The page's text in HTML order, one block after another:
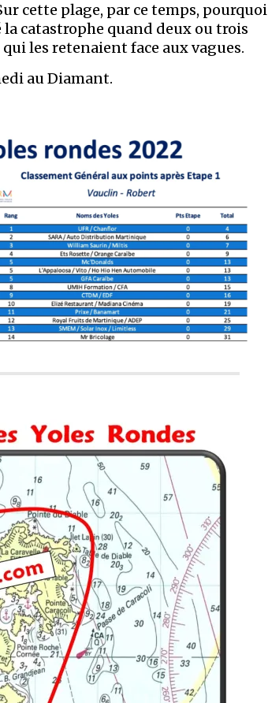
cette plage, par ce temps, pourquoi
catastrophe quand deux ou trois
les retenaient face aux vagues.
au Diamant.